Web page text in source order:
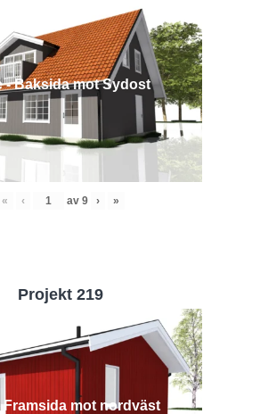
- Baksida mot Sydost
« ‹ av 9 › »
Projekt 219
Framsida mot nordväst